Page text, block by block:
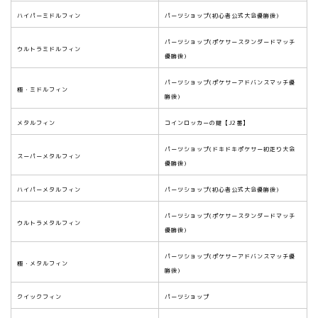
ハイパーミドルフィン パーツショップ(初心者公式大会優勝後)
ウルトラミドルフィン
パーツショップ(ポケサースタンダードマッチ
優勝後)
極・ミドルフィン
パーツショップ(ポケサーアドバンスマッチ優
勝後)
メタルフィン コインロッカーの鍵【J2番】
スーパーメタルフィン
パーツショップ(ドキドキポケサー初走り大会
優勝後)
ハイパーメタルフィン パーツショップ(初心者公式大会優勝後)
ウルトラメタルフィン
パーツショップ(ポケサースタンダードマッチ
優勝後)
極・メタルフィン
パーツショップ(ポケサーアドバンスマッチ優
勝後)
クイックフィン パーツショップ